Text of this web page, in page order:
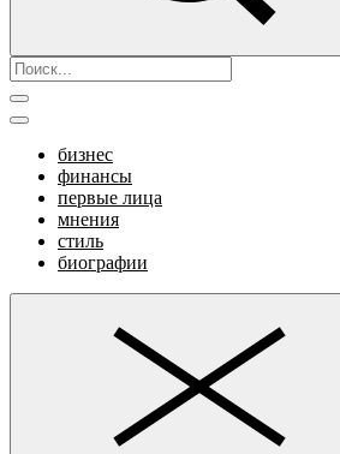
бизнес
финансы
первые лица
мнения
стиль
биографии